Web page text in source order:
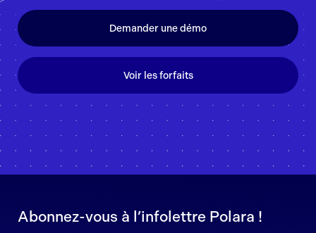
Demander une démo
Voir les forfaits
Abonnez-vous à l’infolettre Polara !